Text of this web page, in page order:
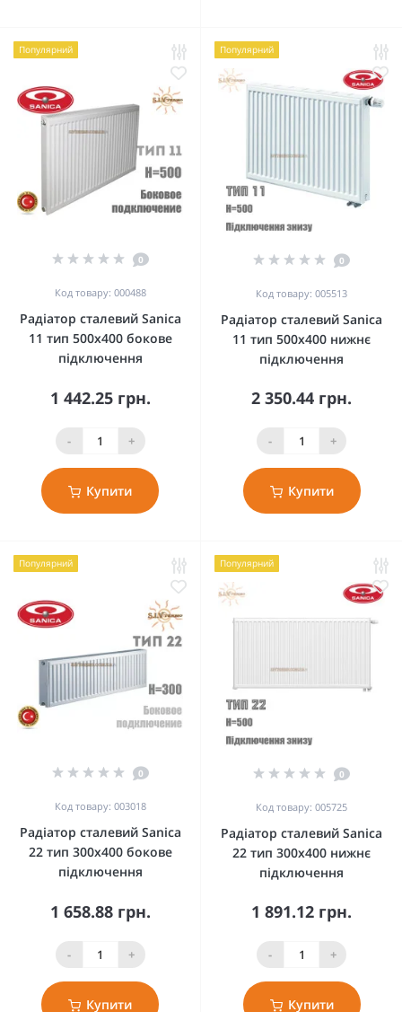
Популярний
0
Код товару: 000488
Радіатор сталевий Sanica
11 тип 500x400 бокове
підключення
1 442.25 грн.
- +
Купити
Популярний
0
Код товару: 005513
Радіатор сталевий Sanica
11 тип 500x400 нижнє
підключення
2 350.44 грн.
- +
Купити
Популярний
0
Код товару: 003018
Радіатор сталевий Sanica
22 тип 300x400 бокове
підключення
1 658.88 грн.
- +
Купити
Популярний
0
Код товару: 005725
Радіатор сталевий Sanica
22 тип 300x400 нижнє
підключення
1 891.12 грн.
- +
Купити